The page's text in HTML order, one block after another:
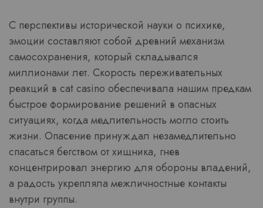
С перспективы исторической науки о психике,
эмоции составляют собой древний механизм
самосохранения, который складывался
миллионами лет. Скорость переживательных
реакций в cat casino обеспечивала нашим предкам
быстрое формирование решений в опасных
ситуациях, когда медлительность могло стоить
жизни. Опасение принуждал незамедлительно
спасаться бегством от хищника, гнев
концентрировал энергию для обороны владений,
а радость укрепляла межличностные контакты
внутри группы.